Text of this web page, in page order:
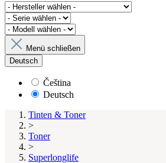
Menü schließen
Deutsch
Čeština
Deutsch
Tinten & Toner
>
Toner
>
Superlonglife